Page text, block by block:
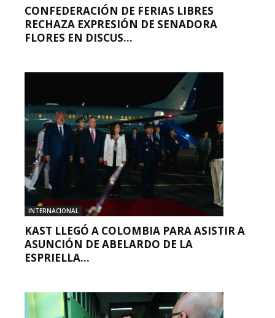
CONFEDERACIÓN DE FERIAS LIBRES
RECHAZA EXPRESIÓN DE SENADORA
FLORES EN DISCUS...
INTERNACIONAL
KAST LLEGÓ A COLOMBIA PARA ASISTIR A
ASUNCIÓN DE ABELARDO DE LA
ESPRIELLA...